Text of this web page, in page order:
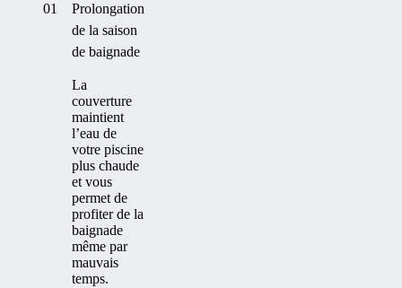
01
Prolongation
de la saison
de baignade
La
couverture
maintient
l’eau de
votre piscine
plus chaude
et vous
permet de
profiter de la
baignade
même par
mauvais
temps.